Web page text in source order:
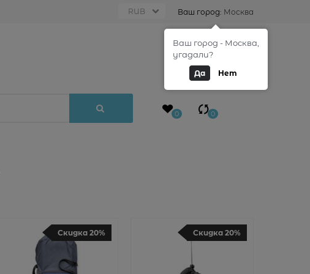
Ваш город: Москва
0
0 0
Скидка 20% Скидка 20%
Ваш город - Москва,
угадали?
Да Нет